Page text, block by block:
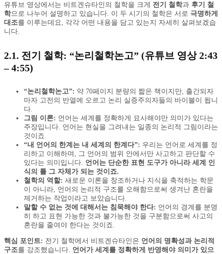
유튜브 영상에서는 비트겐슈타인의 철학을 크게 전기 철학과 후기 철
학으로 나누어 설명하고 있습니다. 이 두 시기의 철학은 서로 극명하게
대조를 이루는데요, 각각 어떤 내용을 담고 있는지 자세히 살펴보겠습
니다.
2.1. 전기 철학: “논리철학논고” (유튜브 영상 2:43
– 4:55)
“논리철학논고”: 약 70페이지 분량의 짧은 책이지만, 출간되자
마자 고전의 반열에 오르고 논리 실증주의자들의 바이블이 됩니
다.
그림 이론: 언어는 세계를 정확하게 묘사해야만 의미가 있다는
주장입니다. 언어는 현실을 그려내는 일종의 논리적 그림이라는
것이죠.
“내 언어의 한계는 내 세계의 한계다”: 우리는 언어로 세계를 정
리하고 이해하며, 그 언어의 범위 안에서만 사고하고 판단할 수
있다는 의미입니다. 언어는 단순한 표현 도구가 아니라 세계 인
식의 틀 그 자체가 되는 것이죠.
철학의 역할: 새로운 이론을 창조하거나 지식을 축적하는 학문
이 아니라, 언어의 논리적 구조를 오해함으로써 생겨난 혼란을
제거하는 작업이라고 보았습니다.
말할 수 없는 것에 대해서는 침묵해야 한다: 언어의 경계를 분명
히 하고 표현 가능한 것과 불가능한 것을 구분함으로써 사고의
혼란을 줄여야 한다는 것이죠.
핵심 포인트: 전기 철학에서 비트겐슈타인은 언어의 명확성과 논리적
구조를 강조했습니다. 언어가 세계를 정확하게 반영해야 의미가 있으